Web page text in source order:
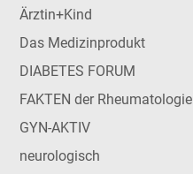
Ärztin+Kind
Das Medizinprodukt
DIABETES FORUM
FAKTEN der Rheumatologie
GYN-AKTIV
neurologisch